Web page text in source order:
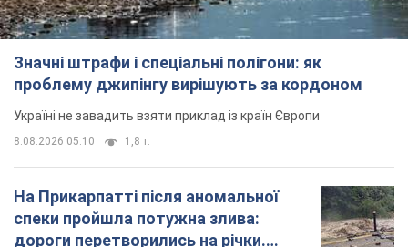
9 годин тому 20,6 т.
Жінці нарахували 729 тис. грн боргу
за газ через покази зіпсованого
лічильника: суддя ухвалив
неочікуване рішення
Чи треба платити борг через донарахування
4 години тому 30,4 т.